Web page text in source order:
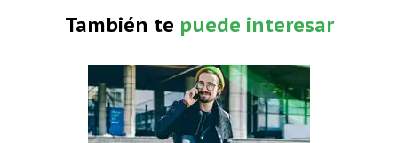
También te puede interesar